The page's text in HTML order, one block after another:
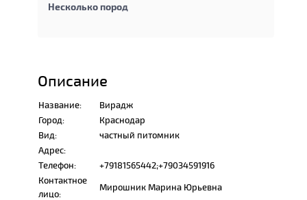
Несколько пород
Описание
Название:
Вирадж
Город:
Краснодар
Вид:
частный питомник
Адрес:
Телефон:
+79181565442;+79034591916
Контактное
лицо:
Мирошник Марина Юрьевна